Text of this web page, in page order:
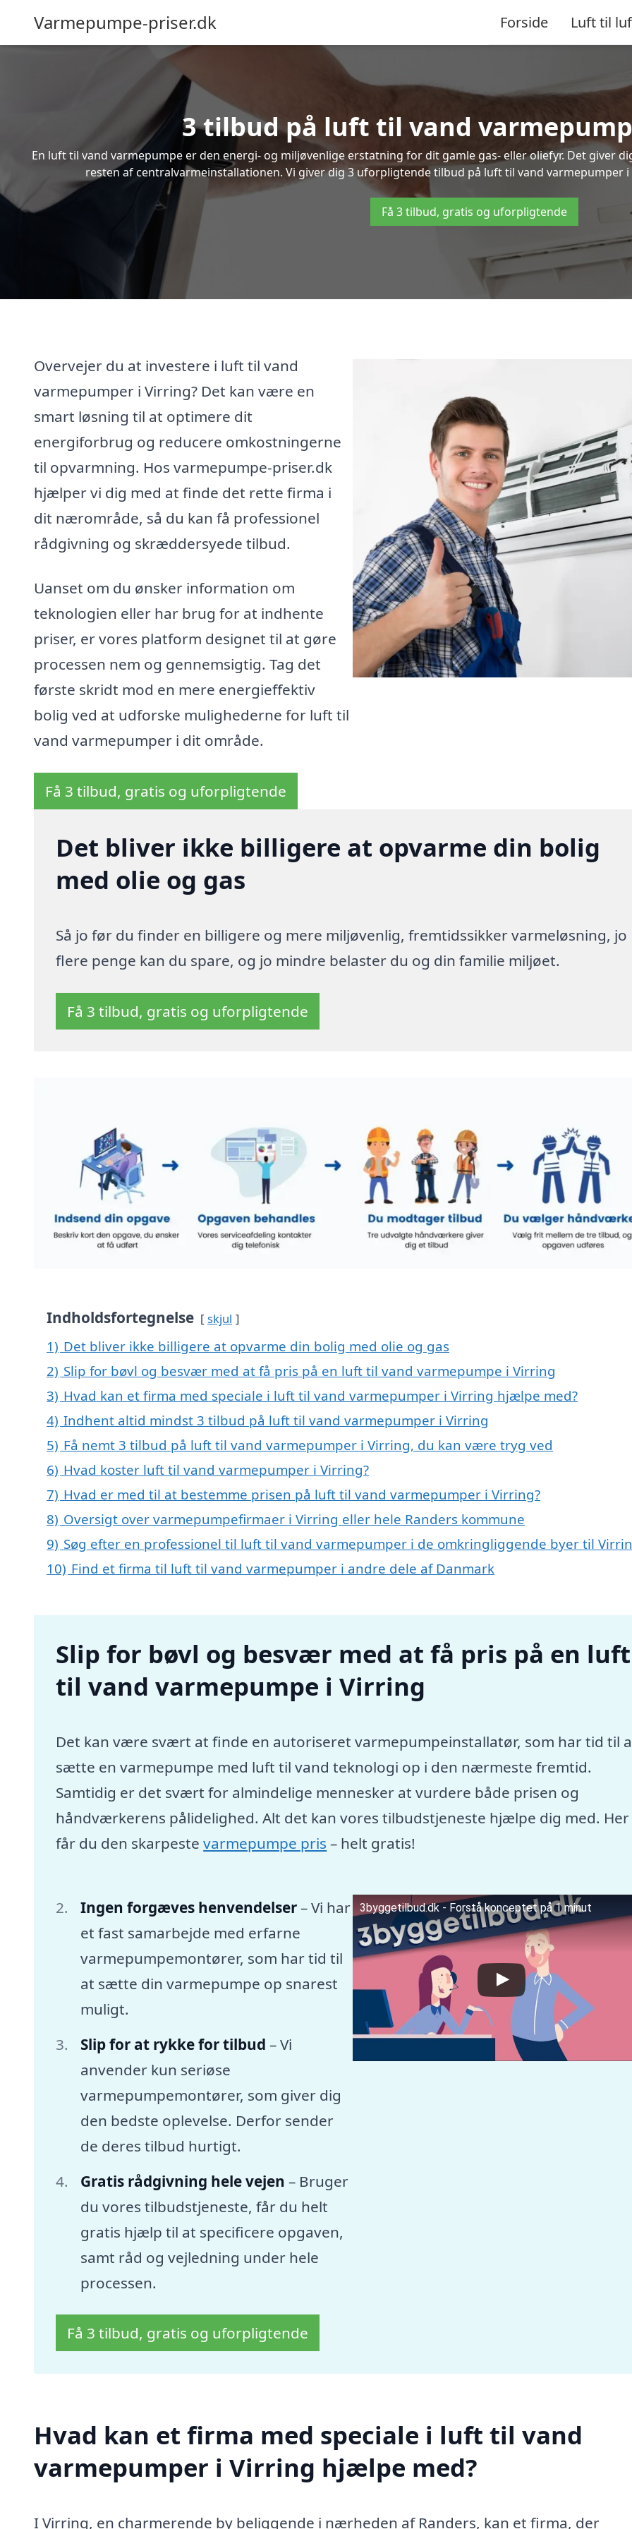
Varmepumpe-priser.dk Forside Luft til
3 tilbud på luft til vand
En luft til vand varmepumpe er den energi- og miljøvenlige erstatning for dit gamle gas- eller oliefyr. Det giver
resten af centralvarmeinstallationen. Vi giver dig 3 uforpligtende tilbud på luft til vand varmepumper
Få 3 tilbud, gratis og uforpligtende
Overvejer du at investere i luft til vand
varmepumper i Virring? Det kan være en
smart løsning til at optimere dit
energiforbrug og reducere omkostningerne
til opvarmning. Hos varmepumpe-priser.dk
hjælper vi dig med at finde det rette firma i
dit nærområde, så du kan få professionel
rådgivning og skræddersyede tilbud.
Uanset om du ønsker information om
teknologien eller har brug for at indhente
priser, er vores platform designet til at gøre
processen nem og gennemsigtig. Tag det
første skridt mod en mere energieffektiv
bolig ved at udforske mulighederne for luft til
vand varmepumper i dit område.
Få 3 tilbud, gratis og uforpligtende
Det bliver ikke billigere at opvarme din bolig
med olie og gas
Så jo før du finder en billigere og mere miljøvenlig, fremtidssikker varmeløsning, jo
flere penge kan du spare, og jo mindre belaster du og din familie miljøet.
Få 3 tilbud, gratis og uforpligtende
Indholdsfortegnelse skjul
1) Det bliver ikke billigere at opvarme din bolig med olie og gas
2) Slip for bøvl og besvær med at få pris på en luft til vand varmepumpe i Virring
3) Hvad kan et firma med speciale i luft til vand varmepumper i Virring hjælpe med?
4) Indhent altid mindst 3 tilbud på luft til vand varmepumper i Virring
5) Få nemt 3 tilbud på luft til vand varmepumper i Virring, du kan være tryg ved
6) Hvad koster luft til vand varmepumper i Virring?
7) Hvad er med til at bestemme prisen på luft til vand varmepumper i Virring?
8) Oversigt over varmepumpefirmaer i Virring eller hele Randers kommune
9) Søg efter en professionel til luft til vand varmepumper i de omkringliggende byer til
10) Find et firma til luft til vand varmepumper i andre dele af Danmark
Slip for bøvl og besvær med at få pris på en luft
til vand varmepumpe i Virring
Det kan være svært at finde en autoriseret varmepumpeinstallatør, som har tid til
sætte en varmepumpe med luft til vand teknologi op i den nærmeste fremtid.
Samtidig er det svært for almindelige mennesker at vurdere både prisen og
håndværkerens pålidelighed. Alt det kan vores tilbudstjeneste hjælpe dig med. Her
får du den skarpestevarmepumpe pris – helt gratis!
Ingen forgæves henvendelser– Vi har
et fast samarbejde med erfarne
varmepumpemontører, som har tid til
at sætte din varmepumpe op snarest
muligt.
Slip for at rykke for tilbud – Vi
anvender kun seriøse
varmepumpemontører, som giver dig
den bedste oplevelse. Derfor sender
de deres tilbud hurtigt.
Gratis rådgivning hele vejen – Bruger
du vores tilbudstjeneste, får du helt
gratis hjælp til at specificere opgaven,
samt råd og vejledning under hele
processen.
3byggetilbud.dk - Forstå konceptet på 1 minut
Få 3 tilbud, gratis og uforpligtende
Hvad kan et firma med speciale i luft til vand
varmepumper i Virring hjælpe med?
I Virring, en charmerende by beliggende i nærheden af Randers, kan et firma, der